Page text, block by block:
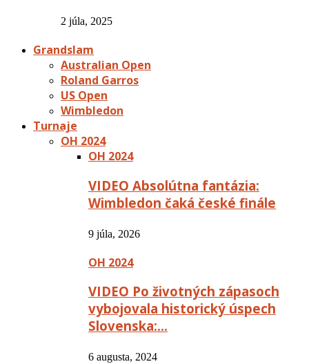
2 júla, 2025
Grandslam
Australian Open
Roland Garros
US Open
Wimbledon
Turnaje
OH 2024
OH 2024
VIDEO Absolútna fantázia:
Wimbledon čaká české finále
9 júla, 2026
OH 2024
VIDEO Po životných zápasoch
vybojovala historický úspech
Slovenska:…
6 augusta, 2024